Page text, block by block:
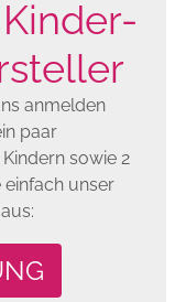
anmelden
paar
sowie 2
einfach unser